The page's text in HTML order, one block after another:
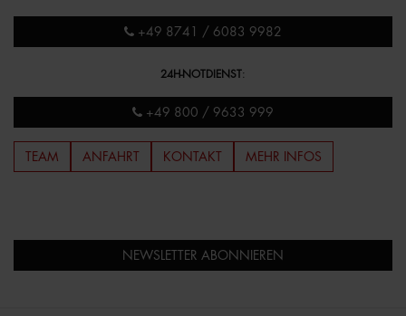
+49 8741 / 6083 9982
24H-NOTDIENST:
+49 800 / 9633 999
TEAM ANFAHRT KONTAKT MEHR INFOS
NEWSLETTER ABONNIEREN